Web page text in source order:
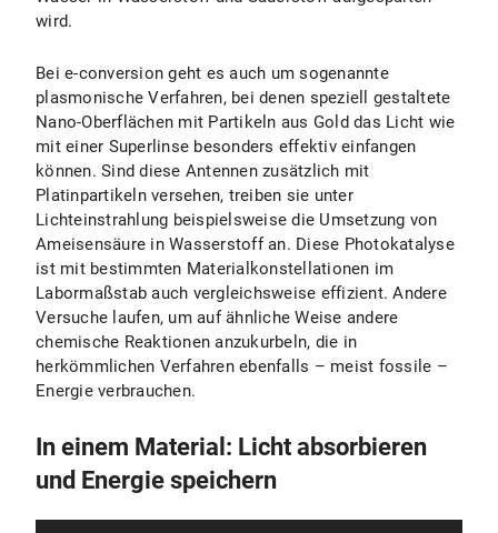
wird.
Bei e-conversion geht es auch um sogenannte
plasmonische Verfahren, bei denen speziell gestaltete
Nano-Oberflächen mit Partikeln aus Gold das Licht wie
mit einer Superlinse besonders effektiv einfangen
können. Sind diese Antennen zusätzlich mit
Platinpartikeln versehen, treiben sie unter
Lichteinstrahlung beispielsweise die Umsetzung von
Ameisensäure in Wasserstoff an. Diese Photokatalyse
ist mit bestimmten Materialkonstellationen im
Labormaßstab auch vergleichsweise effizient. Andere
Versuche laufen, um auf ähnliche Weise andere
chemische Reaktionen anzukurbeln, die in
herkömmlichen Verfahren ebenfalls – meist fossile –
Energie verbrauchen.
In einem Material: Licht absorbieren
und Energie speichern